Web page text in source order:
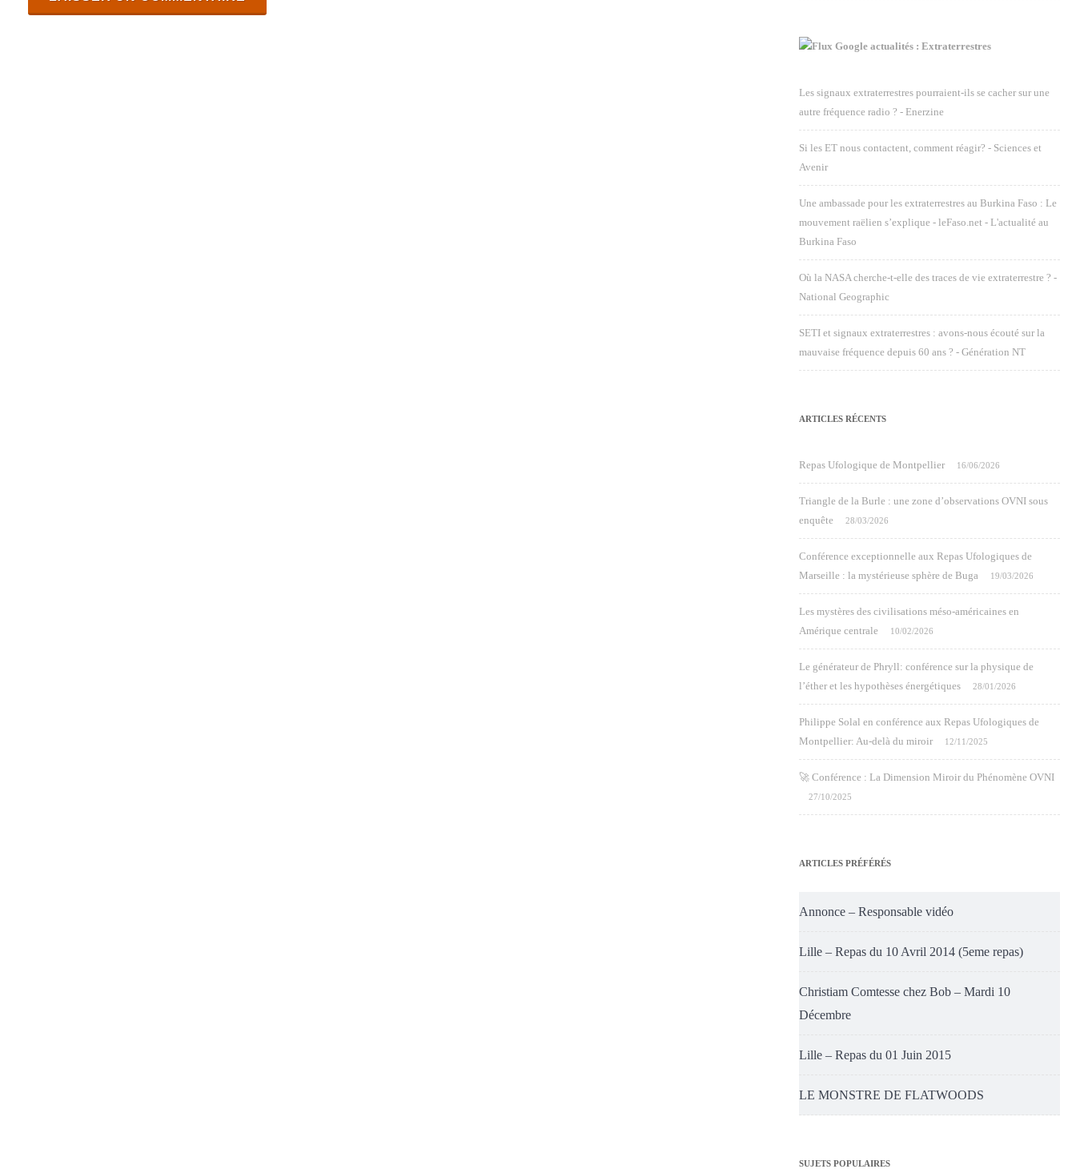
Google actualités : Extraterrestres
Les signaux extraterrestres pourraient-ils se cacher sur une
autre fréquence radio ? - Enerzine
Si les ET nous contactent, comment réagir? - Sciences et
Avenir
Une ambassade pour les extraterrestres au Burkina Faso : Le
mouvement raëlien s’explique - leFaso.net - L'actualité au
Burkina Faso
Où la NASA cherche-t-elle des traces de vie extraterrestre ? -
National Geographic
SETI et signaux extraterrestres : avons-nous écouté sur la
mauvaise fréquence depuis 60 ans ? - Génération NT
ARTICLES RÉCENTS
Repas Ufologique de Montpellier 16/06/2026
Triangle de la Burle : une zone d’observations OVNI sous
enquête
28/03/2026
Conférence exceptionnelle aux Repas Ufologiques de
Marseille : la mystérieuse sphère de Buga
19/03/2026
Les mystères des civilisations méso-américaines en
Amérique centrale
10/02/2026
Le générateur de Phryll: conférence sur la physique de
l’éther et les hypothèses énergétiques
28/01/2026
Philippe Solal en conférence aux Repas Ufologiques de
Montpellier: Au-delà du miroir
12/11/2025
🚀 Conférence : La Dimension Miroir du Phénomène OVNI
27/10/2025
ARTICLES PRÉFÉRÉS
Annonce – Responsable vidéo
Lille – Repas du 10 Avril 2014 (5eme repas)
Christiam Comtesse chez Bob – Mardi 10
Décembre
Lille – Repas du 01 Juin 2015
LE MONSTRE DE FLATWOODS
SUJETS POPULAIRES